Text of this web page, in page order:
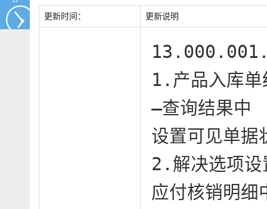
更新时间： 更新说明
1.产品入库
–查询结果中
设置可见单据
2.解决选项设
应付核销明细